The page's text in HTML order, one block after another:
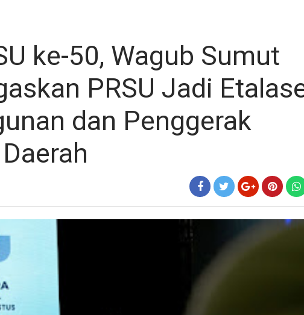
ke-50, Wagub Sumut
PRSU Jadi
dan Penggerak